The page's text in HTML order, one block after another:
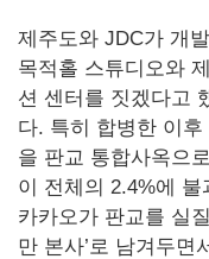
제주도와 JDC가 개
목적홀 스튜디오와
션 센터를 짓겠다고
다. 특히 합병한 이
을 판교 통합사옥으
이 전체의 2.4%에
카카오가 판교를 실
만 본사’로 남겨두면